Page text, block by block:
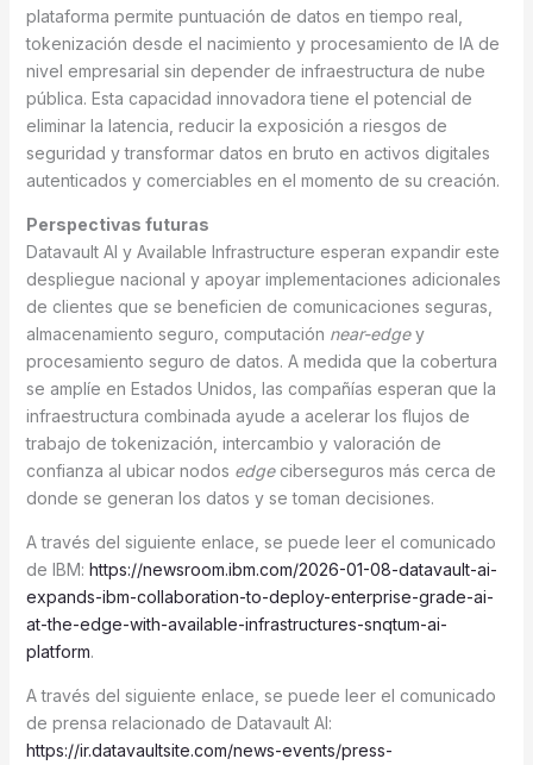
plataforma permite puntuación de datos en tiempo real,
tokenización desde el nacimiento y procesamiento de IA de
nivel empresarial sin depender de infraestructura de nube
pública. Esta capacidad innovadora tiene el potencial de
eliminar la latencia, reducir la exposición a riesgos de
seguridad y transformar datos en bruto en activos digitales
autenticados y comerciables en el momento de su creación.
Perspectivas futuras
Datavault AI y Available Infrastructure esperan expandir este
despliegue nacional y apoyar implementaciones adicionales
de clientes que se beneficien de comunicaciones seguras,
almacenamiento seguro, computación near-edgey
procesamiento seguro de datos. A medida que la cobertura
se amplíe en Estados Unidos, las compañías esperan que la
infraestructura combinada ayude a acelerar los flujos de
trabajo de tokenización, intercambio y valoración de
confianza al ubicar nodos edgeciberseguros más cerca de
donde se generan los datos y se toman decisiones.
A través del siguiente enlace, se puede leer el comunicado
de IBM: https://newsroom.ibm.com/2026-01-08-datavault-ai-
expands-ibm-collaboration-to-deploy-enterprise-grade-ai-
at-the-edge-with-available-infrastructures-snqtum-ai-
platform.
A través del siguiente enlace, se puede leer el comunicado
de prensa relacionado de Datavault AI:
https://ir.datavaultsite.com/news-events/press-